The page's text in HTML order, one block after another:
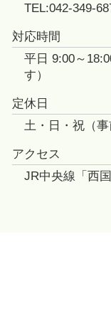
TEL:042-349-
対応時間
平日 9:00～
す）
定休日
土・日・祝（
アクセス
JR中央線「西